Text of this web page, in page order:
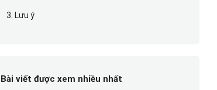
3. Lưu ý
Bài viết được xem nhiều nhất